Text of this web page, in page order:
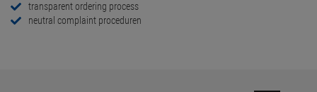
transparent ordering process
neutral complaint proceduren